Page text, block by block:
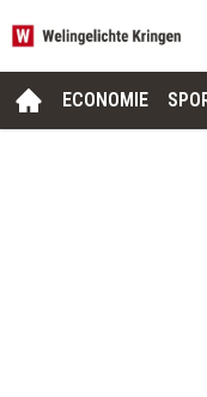
ECONOMIE